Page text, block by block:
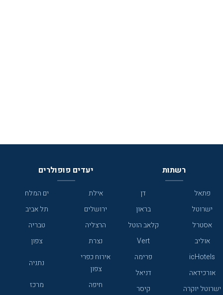
רשתות
פתאל
דן
ישרוטל
בראון
אסטרל
קלאב הוטל
אוליב
Vert
icHotels
פרימה
אורכידאה
דניאל
ישרוטל יוקרה
קיסר
יעדים פופולרים
אילת
ים המלח
ירושלים
תל אביב
הרצליה
טבריה
נצרת
צפון
אירוח כפרי
צפון
נתניה
חיפה
מרכז